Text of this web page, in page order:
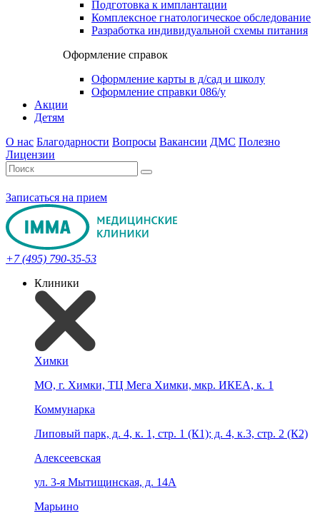
Подготовка к имплантации
Комплексное гнатологическое обследование
Разработка индивидуальной схемы питания
Оформление справок
Оформление карты в д/сад и школу
Оформление справки 086/у
Акции
Детям
О нас Благодарности Вопросы Вакансии ДМС Полезно
Лицензии
Записаться на прием
+7 (495) 790-35-53
Клиники
Химки
МО, г. Химки, ТЦ Мега Химки, мкр. ИКЕА, к. 1
Коммунарка
Липовый парк, д. 4, к. 1, стр. 1 (К1); д. 4, к.3, стр. 2 (К2)
Алексеевская
ул. 3-я Мытищинская, д. 14А
Марьино